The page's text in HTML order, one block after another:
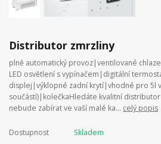
Distributor zmrzliny
plně automatický provoz|ventilované
LED osvětlení s vypínačem|digitální
displej|výklopné zadní krytí|vhodné pro 5l
součástí)|kolečkaHledáte kvalitní
nebude zabírat ve vaší malé ka... celý popis
Dostupnost Skladem